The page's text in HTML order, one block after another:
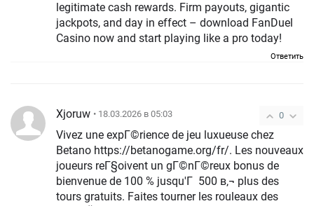
legitimate cash rewards. Firm payouts, gigantic
jackpots, and day in effect – download FanDuel
Casino now and start playing like a pro today!
Ответить
0
Xjoruw • 18.03.2026 в 05:03
Vivez une expГ©rience de jeu luxueuse chez
Betano https://betanogame.org/fr/. Les nouveaux
joueurs reГ§oivent un gГ©nГ©reux bonus de
bienvenue de 100 % jusqu'Г 500 в‚¬ plus des
tours gratuits. Faites tourner les rouleaux des